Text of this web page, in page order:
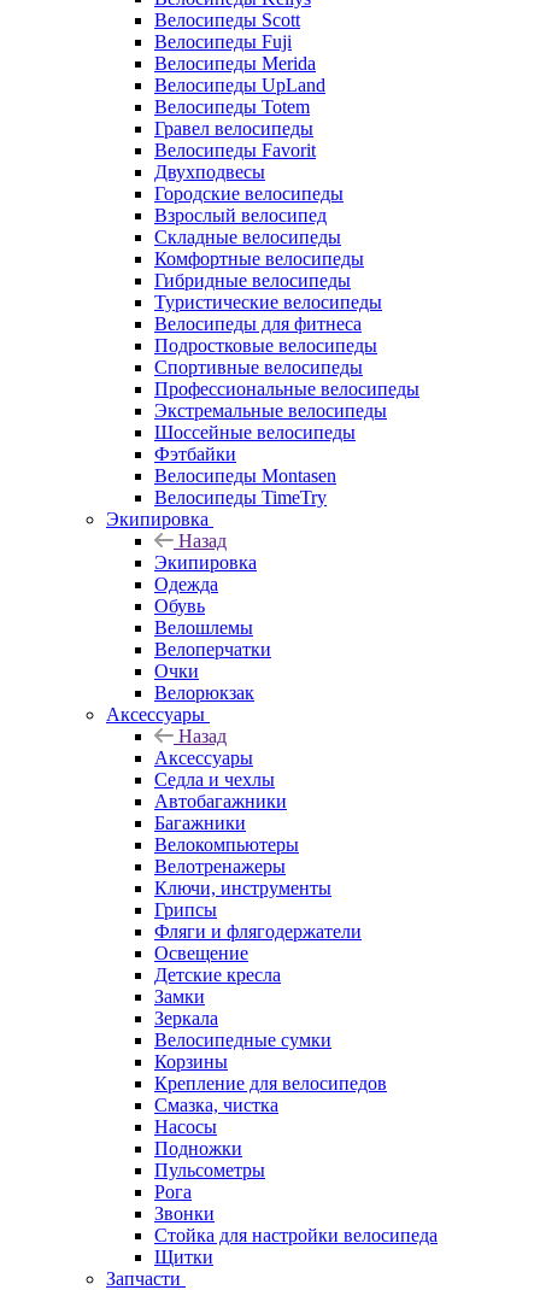
Велосипеды Scott
Велосипеды Fuji
Велосипеды Merida
Велосипеды UpLand
Велосипеды Totem
Гравел велосипеды
Велосипеды Favorit
Двухподвесы
Городские велосипеды
Взрослый велосипед
Складные велосипеды
Комфортные велосипеды
Гибридные велосипеды
Туристические велосипеды
Велосипеды для фитнеса
Подростковые велосипеды
Спортивные велосипеды
Профессиональные велосипеды
Экстремальные велосипеды
Шоссейные велосипеды
Фэтбайки
Велосипеды Montasen
Велосипеды TimeTry
Экипировка
Назад
Экипировка
Одежда
Обувь
Велошлемы
Велоперчатки
Очки
Велорюкзак
Аксессуары
Назад
Аксессуары
Седла и чехлы
Автобагажники
Багажники
Велокомпьютеры
Велотренажеры
Ключи, инструменты
Грипсы
Фляги и флягодержатели
Освещение
Детские кресла
Замки
Зеркала
Велосипедные сумки
Корзины
Крепление для велосипедов
Смазка, чистка
Насосы
Подножки
Пульсометры
Рога
Звонки
Стойка для настройки велосипеда
Щитки
Запчасти